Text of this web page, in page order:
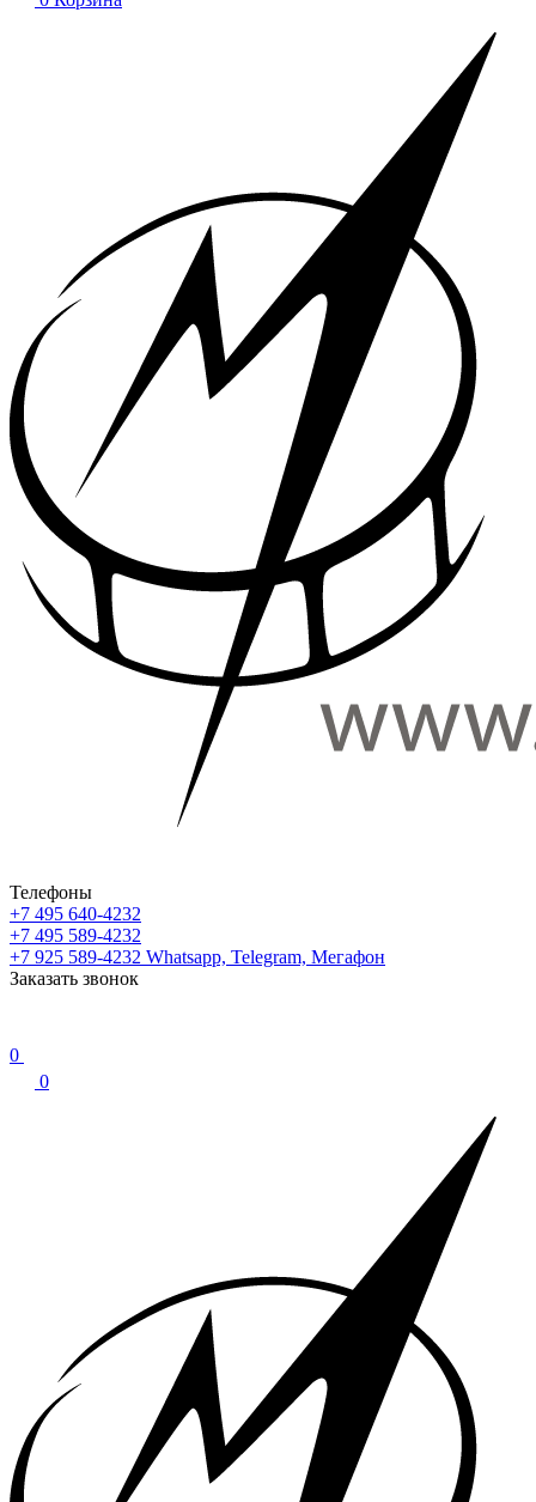
Телефоны
+7 495 640-4232
+7 495 589-4232
+7 925 589-4232 Whatsapp, Telegram, Мегафон
Заказать звонок
0
0